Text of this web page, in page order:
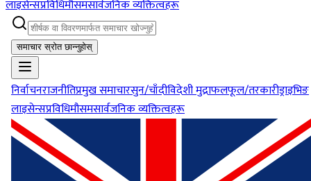
लाइसेन्सप्रविधिमौसमसार्वजनिक व्यक्तित्वहरू
समाचार स्रोत छान्नुहोस्
निर्वाचनराजनीतिप्रमुख समाचारसुन/चाँदीविदेशी मुद्राफलफूल/तरकारीड्राइभिङ
लाइसेन्सप्रविधिमौसमसार्वजनिक व्यक्तित्वहरू